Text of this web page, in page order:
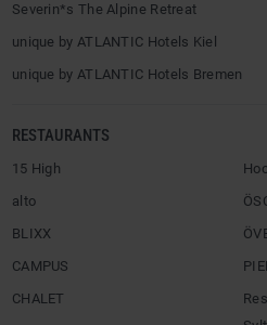
Severin*s The Alpine Retreat
unique by ATLANTIC Hotels Kiel
unique by ATLANTIC Hotels Bremen
RESTAURANTS
15 High
alto
BLIXX
CAMPUS
CHALET